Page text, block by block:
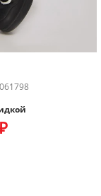
061798